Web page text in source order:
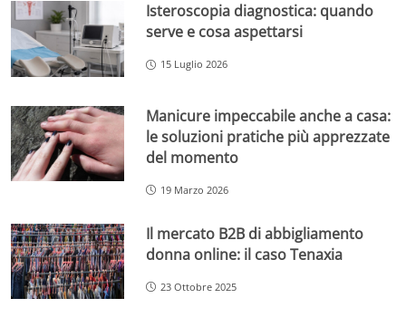
Isteroscopia diagnostica: quando
serve e cosa aspettarsi
15 Luglio 2026
Manicure impeccabile anche a casa:
le soluzioni pratiche più apprezzate
del momento
19 Marzo 2026
Il mercato B2B di abbigliamento
donna online: il caso Tenaxia
23 Ottobre 2025